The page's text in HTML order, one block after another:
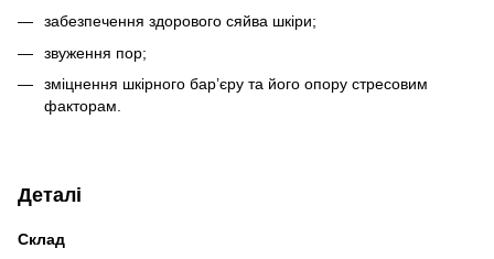
забезпечення здорового сяйва шкіри;
звуження пор;
зміцнення шкірного бар’єру та його опору стресовим
факторам.
Деталі
Склад